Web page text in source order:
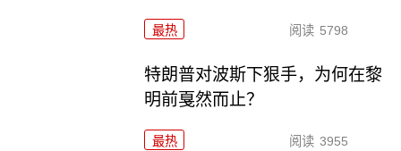
最热 阅读 5798
特朗普对波斯下狠手，为何在黎
明前戛然而止？
最热 阅读 3955